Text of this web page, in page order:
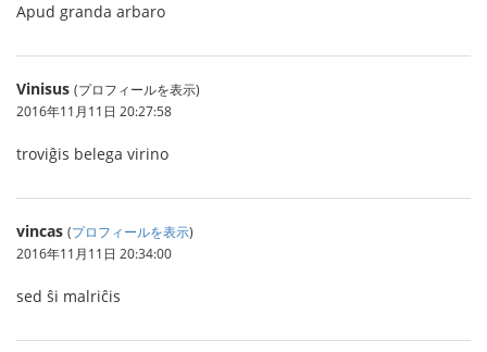
Apud granda arbaro
Vinisus (プロフィールを表示)
2016年11月11日 20:27:58
troviĝis belega virino
vincas (プロフィールを表示)
2016年11月11日 20:34:00
sed ŝi malriĉis